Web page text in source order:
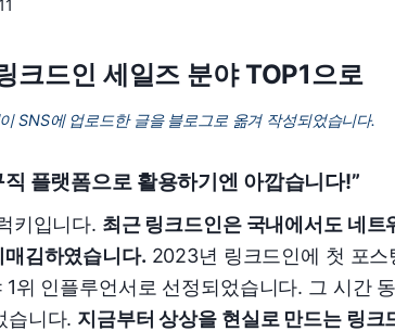
크드인 세일즈 분야 TOP1으로
SNS에 업로드한 글을 블로그로 옮겨 작성되었습니다.
플랫폼으로 활용하기엔 아깝습니다!”
키입니다. 최근 링크드인은 국내에서도 네
김하였습니다. 2023년 링크드인에 첫 포
위 인플루언서로 선정되었습니다. 그 시간
습니다. 지금부터 상상을 현실로 만드는 링크